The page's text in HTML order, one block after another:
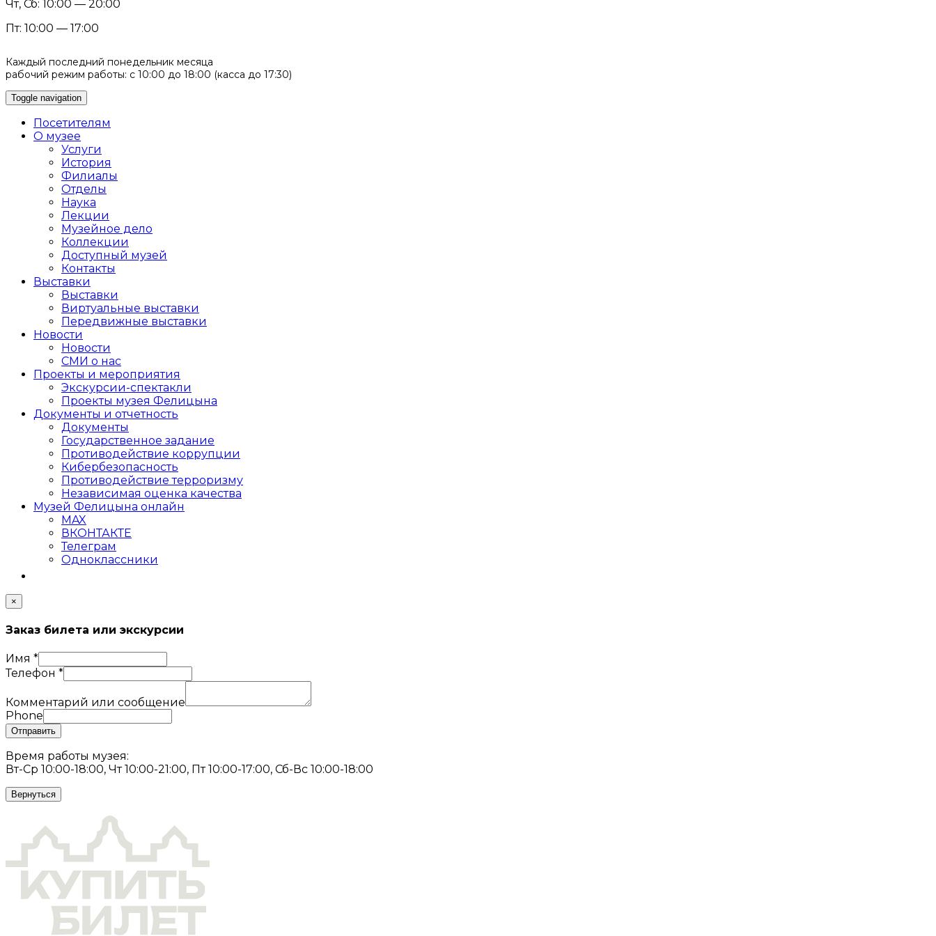
Чт, Сб: 10:00 — 20:00
Пт: 10:00 — 17:00
Каждый последний понедельник месяца
рабочий режим работы: с 10:00 до 18:00 (касса до 17:30)
Toggle navigation
Посетителям
О музее
Услуги
История
Филиалы
Отделы
Наука
Лекции
Музейное дело
Коллекции
Доступный музей
Контакты
Выставки
Выставки
Виртуальные выставки
Передвижные выставки
Новости
Новости
СМИ о нас
Проекты и мероприятия
Экскурсии-спектакли
Проекты музея Фелицына
Документы и отчетность
Документы
Государственное задание
Противодействие коррупции
Кибер­безопасность
Противодействие терроризму
Независимая оценка качества
Музей Фелицына онлайн
MAX
ВКОНТАКТЕ
Телеграм
Одноклассники
×
Заказ билета или экскурсии
Имя *
Телефон *
Комментарий или сообщение
Phone
Отправить
Время работы музея:
Вт-Ср 10:00-18:00, Чт 10:00-21:00, Пт 10:00-17:00, Сб-Вс 10:00-18:00
Вернуться